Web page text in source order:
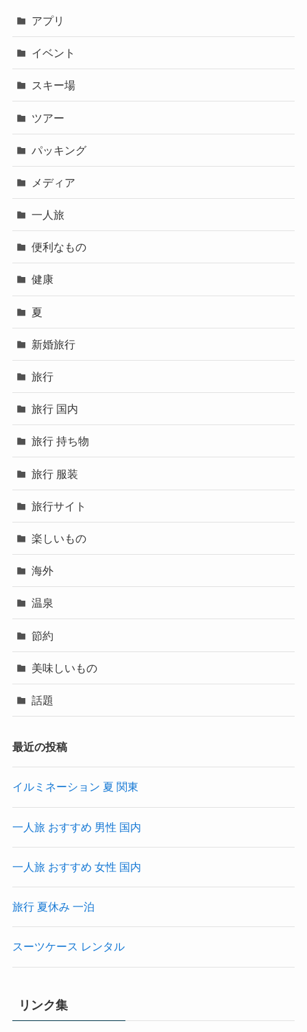
アプリ
イベント
スキー場
ツアー
パッキング
メディア
一人旅
便利なもの
健康
夏
新婚旅行
旅行
旅行 国内
旅行 持ち物
旅行 服装
旅行サイト
楽しいもの
海外
温泉
節約
美味しいもの
話題
最近の投稿
イルミネーション 夏 関東
一人旅 おすすめ 男性 国内
一人旅 おすすめ 女性 国内
旅行 夏休み 一泊
スーツケース レンタル
リンク集